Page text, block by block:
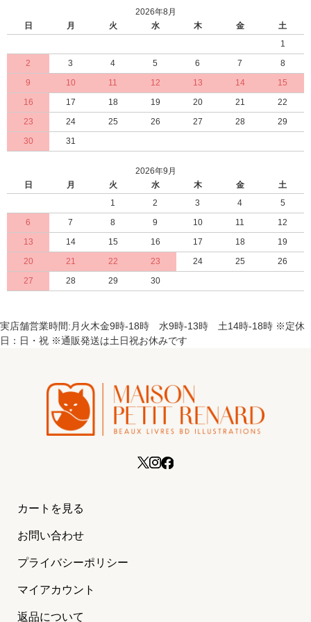
2026年8月
日
月 火 水 木 金
土
1
2
3 4 5 6 7
8
9
10 11 12 13 14
15
16
17 18 19 20 21
22
23
24 25 26 27 28
29
30
31
2026年9月
日
月 火 水 木 金
土
1
2 3 4
5
6
7 8 9 10 11
12
13
14 15 16 17 18
19
20
21 22 23 24 25
26
27
28 29 30
実店舗営業時間:月火木金9時-18時 水9時-13時 土14時-18時 ※定休
日：日・祝 ※通販発送は土日祝お休みです
カートを見る
お問い合わせ
プライバシーポリシー
マイアカウント
返品について